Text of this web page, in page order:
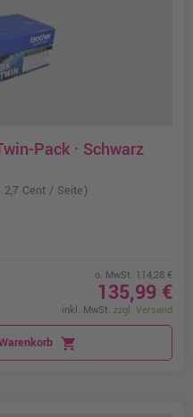
Pack · Schwarz
2,7 Cent / Seite)
o. MwSt. 114,28 €
135,99 €
inkl. MwSt. zzgl. Versand
shopping_cart